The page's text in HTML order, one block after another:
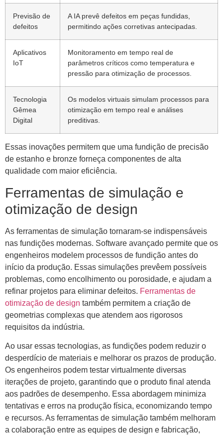
Previsão de
defeitos
A IA prevê defeitos em peças fundidas,
permitindo ações corretivas antecipadas.
Aplicativos
IoT
Monitoramento em tempo real de
parâmetros críticos como temperatura e
pressão para otimização de processos.
Tecnologia
Gêmea
Digital
Os modelos virtuais simulam processos para
otimização em tempo real e análises
preditivas.
Essas inovações permitem que uma fundição de precisão
de estanho e bronze forneça componentes de alta
qualidade com maior eficiência.
Ferramentas de simulação e
otimização de design
As ferramentas de simulação tornaram-se indispensáveis ​​
nas fundições modernas. Software avançado permite que os
engenheiros modelem processos de fundição antes do
início da produção. Essas simulações prevêem possíveis
problemas, como encolhimento ou porosidade, e ajudam a
refinar projetos para eliminar defeitos. Ferramentas de
otimização de design também permitem a criação de
geometrias complexas que atendem aos rigorosos
requisitos da indústria.
Ao usar essas tecnologias, as fundições podem reduzir o
desperdício de materiais e melhorar os prazos de produção.
Os engenheiros podem testar virtualmente diversas
iterações de projeto, garantindo que o produto final atenda
aos padrões de desempenho. Essa abordagem minimiza
tentativas e erros na produção física, economizando tempo
e recursos. As ferramentas de simulação também melhoram
a colaboração entre as equipes de design e fabricação,